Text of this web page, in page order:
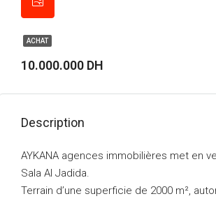
ACHAT
10.000.000 DH
Description
AYKANA agences immobilières met en
Sala Al Jadida.
Terrain d’une superficie de 2000 m²,